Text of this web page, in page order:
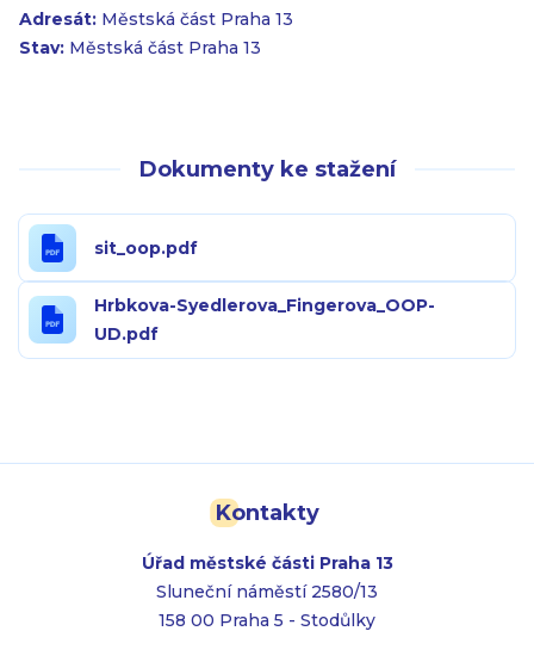
Adresát: Městská část Praha 13
Stav: Městská část Praha 13
Dokumenty ke stažení
sit_oop.pdf
Hrbkova-Syedlerova_Fingerova_OOP-
UD.pdf
Kontakty
Úřad městské části Praha 13
Sluneční náměstí 2580/13
158 00 Praha 5 - Stodůlky